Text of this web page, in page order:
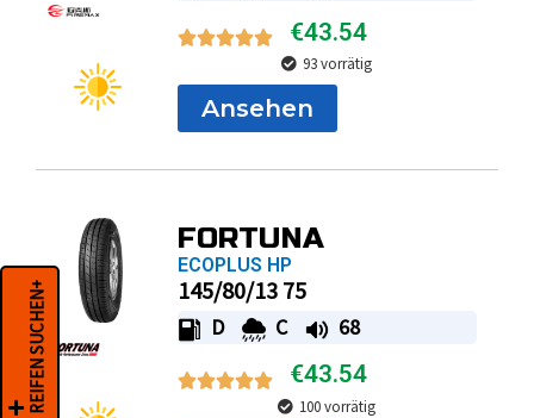
€43.54
93 vorrätig
Ansehen
FORTUNA
ECOPLUS HP
145/80/13 75
D C 68
€43.54
100 vorrätig
REIFEN SUCHEN+